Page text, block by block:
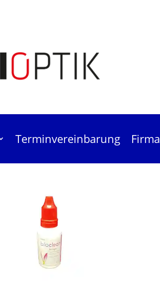
Terminvereinbarung Firma
Biloclean Reiniger Mild 30ml